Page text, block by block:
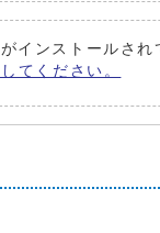
ンストールされ
てください。